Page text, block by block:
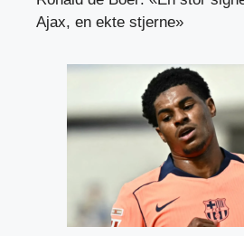
Ajax, en ekte stjerne»